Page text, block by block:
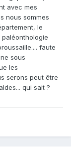
avec mes
nous sommes
le
faute
sous
les
serons peut être
qui sait ?